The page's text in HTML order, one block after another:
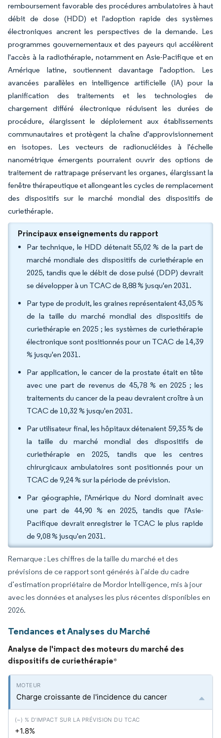
remboursement favorable des procédures ambulatoires à haut
débit de dose (HDD) et l'adoption rapide des systèmes
électroniques ancrent les perspectives de la demande. Les
programmes gouvernementaux et des payeurs qui accélèrent
l'accès à la radiothérapie, notamment en Asie-Pacifique et en
Amérique latine, soutiennent davantage l'adoption. Les
avancées parallèles en intelligence artificielle (IA) pour la
planification des traitements et les technologies de
chargement différé électronique réduisent les durées de
procédure, élargissent le déploiement aux établissements
communautaires et protègent la chaîne d'approvisionnement
en isotopes. Les vecteurs de radionucléides à l'échelle
nanométrique émergents pourraient ouvrir des options de
traitement de rattrapage préservant les organes, élargissant la
fenêtre thérapeutique et allongeant les cycles de remplacement
des dispositifs sur le marché mondial des dispositifs de
curiethérapie.
Principaux enseignements du rapport
Par technique, le HDD détenait 55,02 % de la part de
marché mondiale des dispositifs de curiethérapie en
2025, tandis que le débit de dose pulsé (DDP) devrait
se développer à un TCAC de 8,88 % jusqu'en 2031.
Par type de produit, les graines représentaient 43,05 %
de la taille du marché mondial des dispositifs de
curiethérapie en 2025 ; les systèmes de curiethérapie
électronique sont positionnés pour un TCAC de 14,39
% jusqu'en 2031.
Par application, le cancer de la prostate était en tête
avec une part de revenus de 45,78 % en 2025 ; les
traitements du cancer de la peau devraient croître à un
TCAC de 10,32 % jusqu'en 2031.
Par utilisateur final, les hôpitaux détenaient 59,35 % de
la taille du marché mondial des dispositifs de
curiethérapie en 2025, tandis que les centres
chirurgicaux ambulatoires sont positionnés pour un
TCAC de 9,24 % sur la période de prévision.
Par géographie, l'Amérique du Nord dominait avec
une part de 44,90 % en 2025, tandis que l'Asie-
Pacifique devrait enregistrer le TCAC le plus rapide
de 9,08 % jusqu'en 2031.
Remarque : Les chiffres de la taille du marché et des
prévisions de ce rapport sont générés à l’aide du cadre
d’estimation propriétaire de Mordor Intelligence, mis à jour
avec les données et analyses les plus récentes disponibles en
2026.
Tendances et Analyses du Marché
Analyse de l'impact des moteurs du marché des
dispositifs de curiethérapie*
Charge croissante de l'incidence du cancer
+1.8%